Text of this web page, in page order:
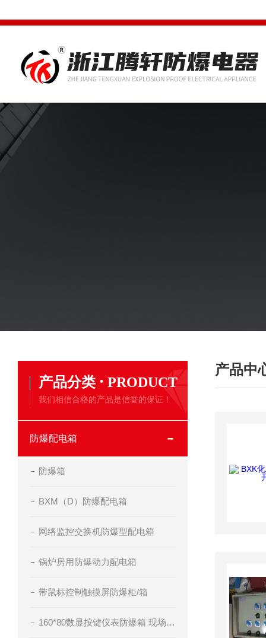
产品分类 · PRODUCT
我们相信合格的产品是信誉的保证！
防爆配电箱
防爆箱
BXM（D）防爆配电箱
网络监控交换机防爆型配电箱
锅炉房用防爆动力配电箱
带鼠标控制触摸屏防爆柜/箱
160*80数显按键仪表防爆箱 现场仪表防爆控制箱
产品中